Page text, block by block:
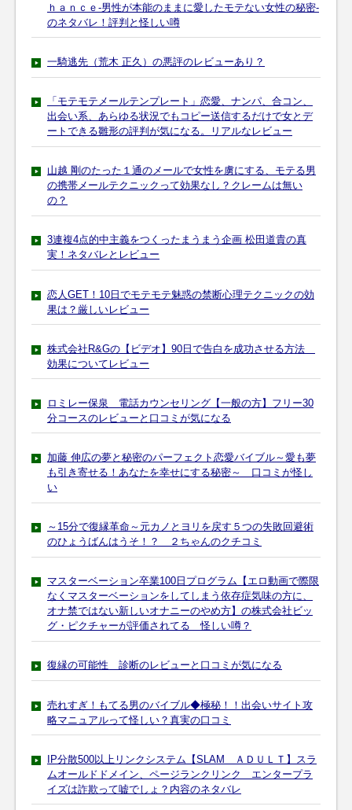
ｈａｎｃｅ-男性が本能のままに愛したモテない女性の秘密-
のネタバレ！評判と怪しい噂
一騎逃先（荒木 正久）の悪評のレビューあり？
「モテモテメールテンプレート」恋愛、ナンパ、合コン、
出会い系、あらゆる状況でもコピー送信するだけで女とデ
ートできる雛形の評判が気になる。リアルなレビュー
山越 剛のたった１通のメールで女性を虜にする、モテる男
の携帯メールテクニックって効果なし？クレームは無い
の？
3連複4点的中主義をつくったまうまう企画 松田道貴の真
実！ネタバレとレビュー
恋人GET！10日でモテモテ魅惑の禁断心理テクニックの効
果は？厳しいレビュー
株式会社R&Gの【ビデオ】90日で告白を成功させる方法
効果についてレビュー
ロミレー保泉 電話カウンセリング【一般の方】フリー30
分コースのレビューと口コミが気になる
加藤 伸広の夢と秘密のパーフェクト恋愛バイブル～愛も夢
も引き寄せる！あなたを幸せにする秘密～ 口コミが怪し
い
～15分で復縁革命～元カノとヨリを戻す５つの失敗回避術
のひょうばんはうそ！？ ２ちゃんのクチコミ
マスターベーション卒業100日プログラム【エロ動画で際限
なくマスターベーションをしてしまう依存症気味の方に、
オナ禁ではない新しいオナニーのやめ方】の株式会社ビッ
グ・ピクチャーが評価されてる 怪しい噂？
復縁の可能性 診断のレビューと口コミが気になる
売れすぎ！もてる男のバイブル◆極秘！！出会いサイト攻
略マニュアルって怪しい？真実の口コミ
IP分散500以上リンクシステム【SLAM ＡＤＵＬＴ】スラ
ムオールドドメイン、ページランクリンク エンタープラ
イズは詐欺って嘘でしょ？内容のネタバレ